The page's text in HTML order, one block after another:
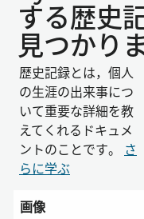
する歴史
見つかり
歴史記録とは，個人
の生涯の出来事につ
いて重要な詳細を教
えてくれるドキュメ
ントのことです。 さ
らに学ぶ
画像